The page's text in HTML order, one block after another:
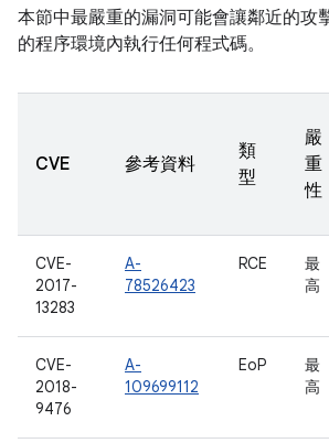
本節中最嚴重的漏洞可能會讓鄰近的攻
的程序環境內執行任何程式碼。
CVE 參考資料
類
型
嚴
重
性
CVE-
2017-
13283
A-
78526423
RCE
最
高
CVE-
2018-
9476
A-
109699112
EoP
最
高